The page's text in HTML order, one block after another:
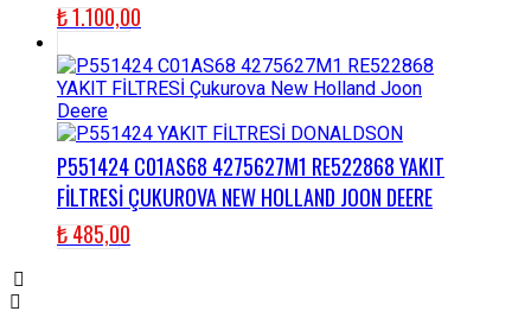
₺1.100,00
P551424 C01AS68 4275627M1 RE522868 YAKIT
FİLTRESİ ÇUKUROVA NEW HOLLAND JOON DEERE
₺485,00